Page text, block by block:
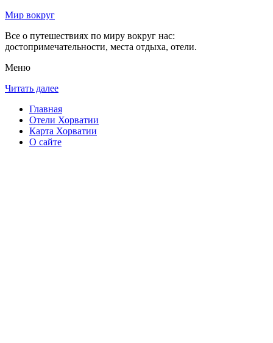
Мир вокруг
Все о путешествиях по миру вокруг нас:
достопримечательности, места отдыха, отели.
Меню
Читать далее
Главная
Отели Хорватии
Карта Хорватии
О сайте